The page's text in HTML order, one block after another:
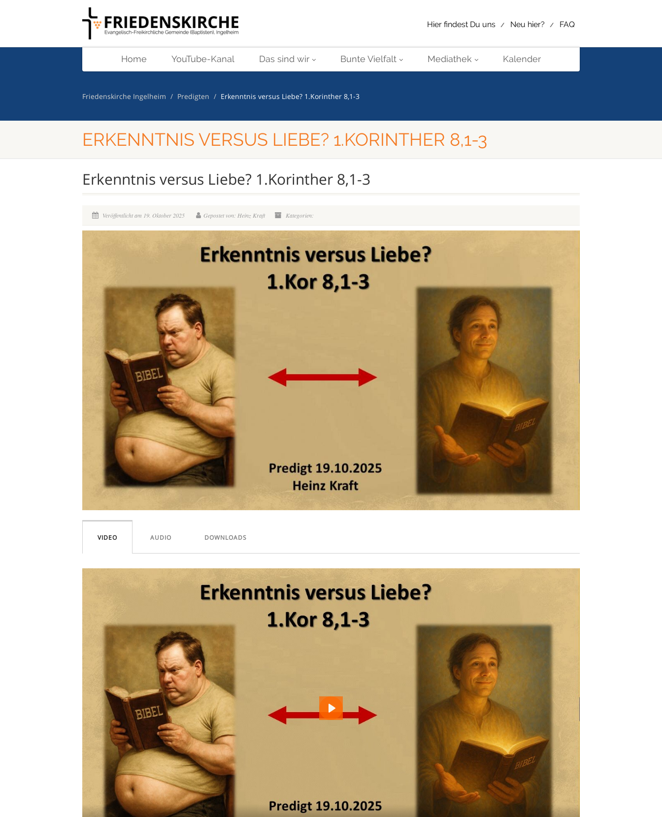
Hier findest Du uns Neu hier? FAQ
Home YouTube-Kanal Das sind wir Bunte Vielfalt Mediathek Kalender
Friedenskirche Ingelheim Predigten Erkenntnis versus Liebe? 1.Korinther 8,1-3
ERKENNTNIS VERSUS LIEBE? 1.KORINTHER 8,1-3
Erkenntnis versus Liebe? 1.Korinther 8,1-3
Veröffentlicht am 19. Oktober 2025 Gepostet von: Heinz Kraft Kategorien:
VIDEO
Play
AUDIO DOWNLOADS